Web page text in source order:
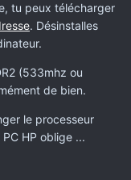
tu peux télécharger
. Désinstalles
(533mhz ou
de bien.
le processeur
HP oblige ...